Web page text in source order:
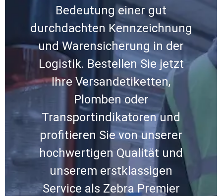
Bedeutung einer gut
durchdachten Kennzeichnung
und Warensicherung in der
Logistik. Bestellen Sie jetzt
Ihre Versandetiketten,
Plomben oder
Transportindikatoren und
profitieren Sie von unserer
hochwertigen Qualität und
unserem erstklassigen
Service als Zebra Premier